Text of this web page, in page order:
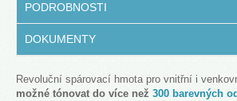
PODROBNOSTI
DOKUMENTY
Revoluční spárovací hmota pro vnitřní i
možné tónovat do více než 300 barevných